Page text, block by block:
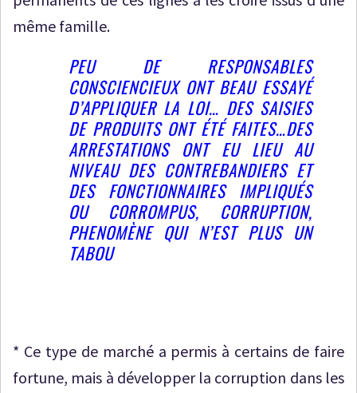
même famille.
PEU DE RESPONSABLES
CONSCIENCIEUX ONT BEAU ESSAYÉ
D’APPLIQUER LA LOI… DES SAISIES
DE PRODUITS ONT ÉTÉ FAITES…DES
ARRESTATIONS ONT EU LIEU AU
NIVEAU DES CONTREBANDIERS ET
DES FONCTIONNAIRES IMPLIQUÉS
OU CORROMPUS, CORRUPTION,
PHENOMÈNE QUI N’EST PLUS UN
TABOU
* Ce type de marché a permis à certains de faire
fortune, mais à développer la corruption dans les